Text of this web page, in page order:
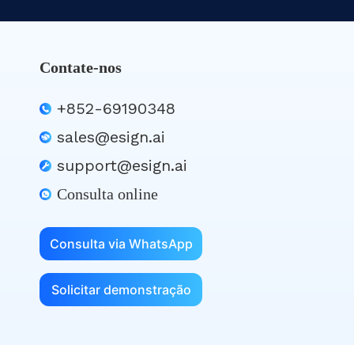
Contate-nos
+852-69190348
sales@esign.ai
support@esign.ai
Consulta online
Consulta via WhatsApp
Solicitar demonstração